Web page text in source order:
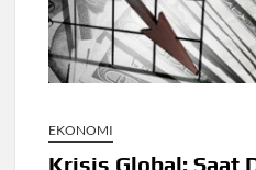
EKONOMI
Krisis Global: Saat